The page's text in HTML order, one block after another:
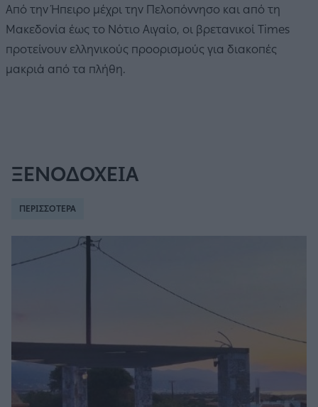
Από την Ήπειρο μέχρι την Πελοπόννησο και από τη
Μακεδονία έως το Νότιο Αιγαίο, οι βρετανικοί Times
προτείνουν ελληνικούς προορισμούς για διακοπές
μακριά από τα πλήθη.
ΞΕΝΟΔΟΧΕΙΑ
ΠΕΡΙΣΣΟΤΕΡΑ